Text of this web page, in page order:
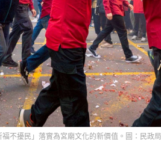
不擾民」落實為宮廟文化的新價值。圖：民政